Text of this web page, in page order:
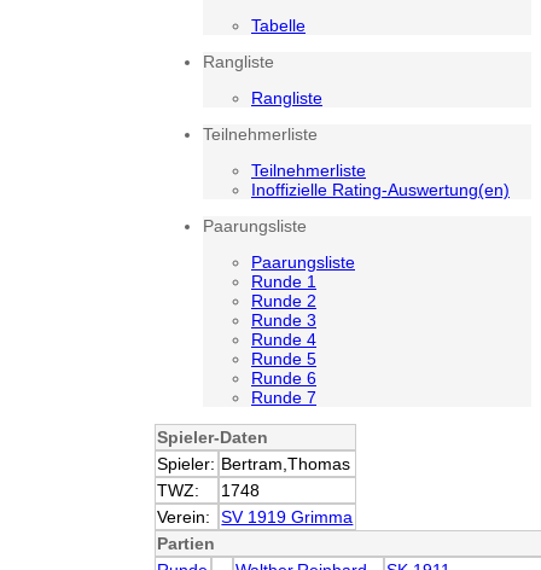
Tabelle
Rangliste
Rangliste
Teilnehmerliste
Teilnehmerliste
Inoffizielle Rating-Auswertung(en)
Paarungsliste
Paarungsliste
Runde 1
Runde 2
Runde 3
Runde 4
Runde 5
Runde 6
Runde 7
Spieler-Daten
Spieler: Bertram,Thomas
TWZ:
1748
Verein:
SV 1919 Grimma
Partien